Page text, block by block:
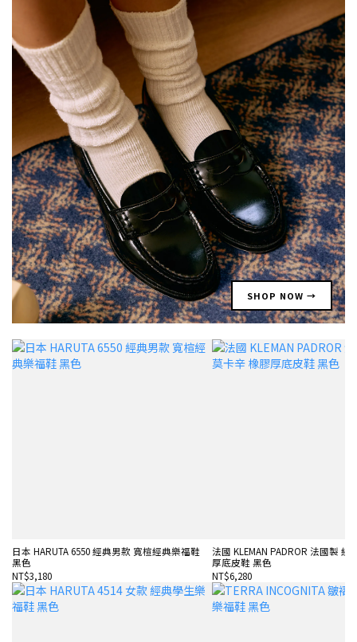
SHOP NOW →
日本 HARUTA 6550 經典男款 寬楦經典樂福鞋
黑色
NT$3,180
法國 KLEMAN PADROR 法國製 經
厚底皮鞋 黑色
NT$6,280